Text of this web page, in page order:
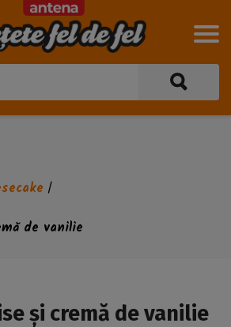
/
de vanilie
și cremă de vanilie